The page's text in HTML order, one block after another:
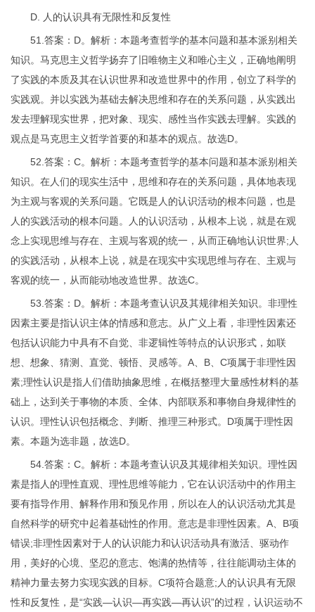
D. 人的认识具有无限性和反复性
51.答案：D。解析：本题考查哲学的基本问题和基本派别相关
知识。马克思主义哲学扬弃了旧唯物主义和唯心主义，正确地阐明
了实践的本质及其在认识世界和改造世界中的作用，创立了科学的
实践观。并以实践为基础去解决思维和存在的关系问题，从实践出
发去理解现实世界，把对象、现实、感性当作实践去理解。实践的
观点是马克思主义哲学首要的和基本的观点。故选D。
52.答案：C。解析：本题考查哲学的基本问题和基本派别相关
知识。在人们的现实生活中，思维和存在的关系问题，具体地表现
为主观与客观的关系问题。它既是人的认识活动的根本问题，也是
人的实践活动的根本问题。人的认识活动，从根本上说，就是在观
念上实现思维与存在、主观与客观的统一，从而正确地认识世界;人
的实践活动，从根本上说，就是在现实中实现思维与存在、主观与
客观的统一，从而能动地改造世界。故选C。
53.答案：D。解析：本题考查认识及其规律相关知识。非理性
因素主要是指认识主体的情感和意志。从广义上看，非理性因素还
包括认识能力中具有不自觉、非逻辑性等特点的认识形式，如联
想、想象、猜测、直觉、顿悟、灵感等。A、B、C项属于非理性因
素;理性认识是指人们借助抽象思维，在概括整理大量感性材料的基
础上，达到关于事物的本质、全体、内部联系和事物自身规律性的
认识。理性认识包括概念、判断、推理三种形式。D项属于理性因
素。本题为选非题，故选D。
54.答案：C。解析：本题考查认识及其规律相关知识。理性因
素是指人的理性直观、理性思维等能力，它在认识活动中的作用主
要有指导作用、解释作用和预见作用，所以在人的认识活动尤其是
自然科学的研究中起着基础性的作用。意志是非理性因素。A、B项
错误;非理性因素对于人的认识能力和认识活动具有激活、驱动作
用，美好的心境、坚忍的意志、饱满的热情等，往往能调动主体的
精神力量去努力实现实践的目标。C项符合题意;人的认识具有无限
性和反复性，是“实践—认识—再实践—再认识”的过程，认识运动不